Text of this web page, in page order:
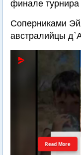
финале турнира
Соперниками
австралийцы
Read More